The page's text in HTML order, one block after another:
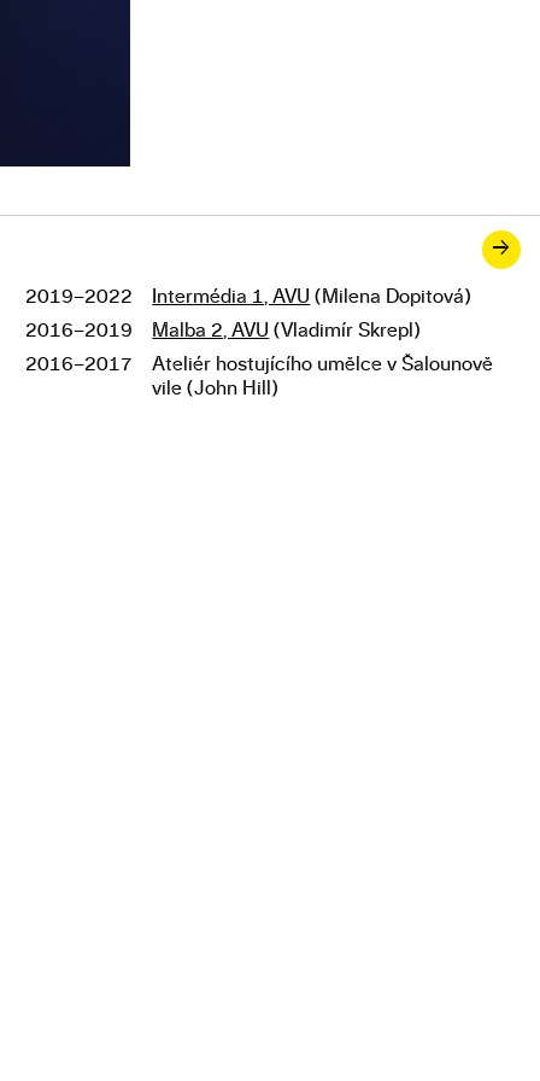
→
Studium
2019–2022 Intermédia 1, AVU (Milena Dopitová)
2016–2019
Malba 2, AVU (Vladimír Skrepl)
2016–2017
Ateliér hostujícího umělce v Šalounově
vile (John Hill)